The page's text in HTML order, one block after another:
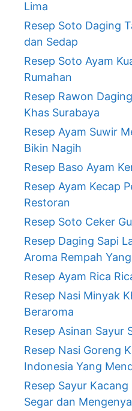
Lima
Resep Soto Daging
dan Sedap
Resep Soto Ayam
Rumahan
Resep Rawon
Khas Surabaya
Resep Ayam Suwir
Bikin Nagih
Resep Baso Ayam
Resep Ayam Kecap
Restoran
Resep Soto Ceker
Resep Daging Sapi
Aroma Rempah
Resep Ayam Rica
Resep Nasi Minyak
Beraroma
Resep Asinan Sayur
Resep Nasi Goreng
Indonesia Yang
Resep Sayur
Segar dan